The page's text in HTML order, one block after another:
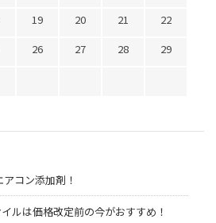
19 20 21
22
26 27 28
29
アコン添加剤！
ルは価格改定前の今がおすすめ！